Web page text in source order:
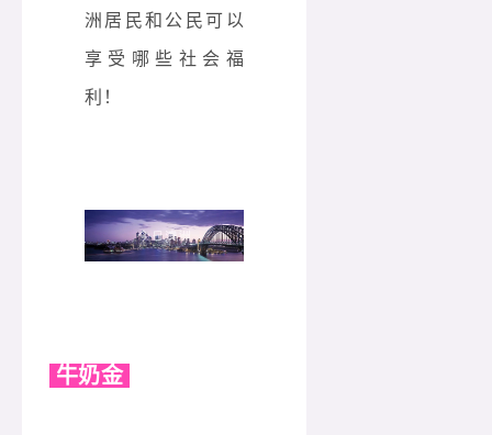
洲居民和公民可以
享受哪些社会福
利！
牛奶金